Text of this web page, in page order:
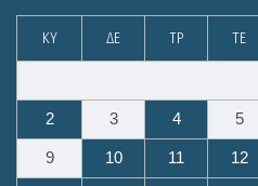
ΚΥ ΔΕ ΤΡ ΤΕ
2 3 4 5
9 10 11 12